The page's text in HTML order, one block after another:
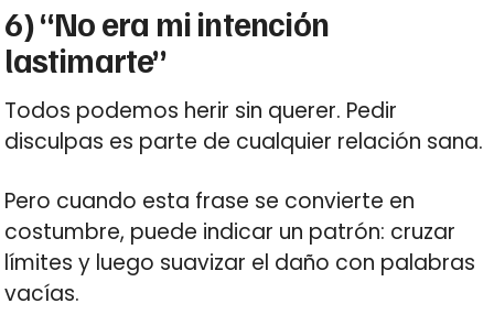
6) “No era mi intención
lastimarte”
Todos podemos herir sin querer. Pedir
disculpas es parte de cualquier relación sana.
Pero cuando esta frase se convierte en
costumbre, puede indicar un patrón: cruzar
límites y luego suavizar el daño con palabras
vacías.